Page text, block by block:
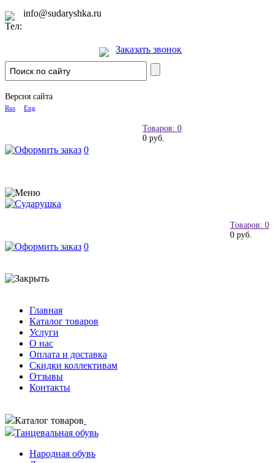
info@sudaryshka.ru
Заказать звонок
Версия сайта
Rus Eng
Товаров: 0
0 руб.
0
Товаров: 0
0 руб.
0
Главная
Каталог товаров
Услуги
О нас
Оплата и доставка
Скидки коллективам
Отзывы
Контакты
Каталог товаров
Танцевальная обувь
Народная обувь